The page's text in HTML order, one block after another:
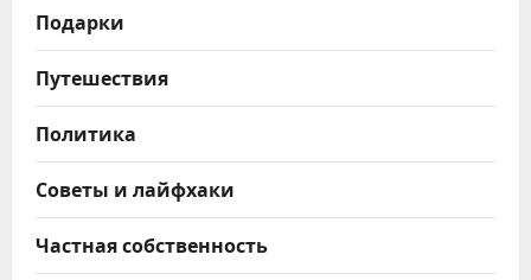
Подарки
Путешествия
Политика
Советы и лайфхаки
Частная собственность